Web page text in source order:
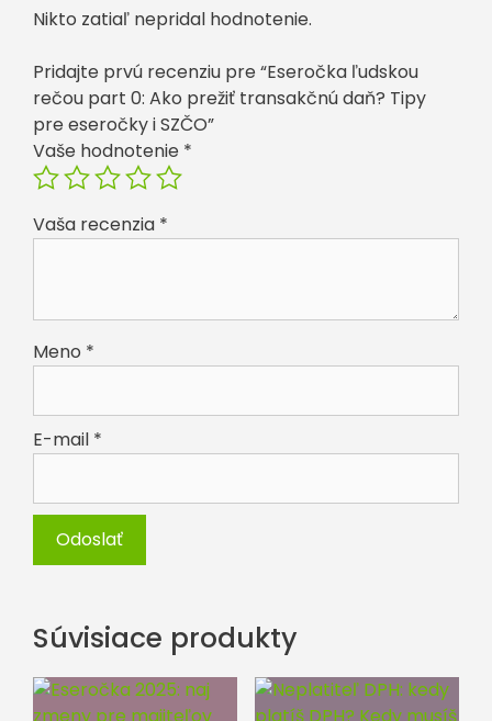
pre
i
SZČO
Nikto zatiaľ nepridal hodnotenie.
Pridajte prvú recenziu pre “Eseročka ľudskou
rečou part 0: Ako prežiť transakčnú daň? Tipy
pre eseročky i SZČO”
Vaše hodnotenie *
Vaša recenzia *
Meno *
E-mail *
Súvisiace produkty